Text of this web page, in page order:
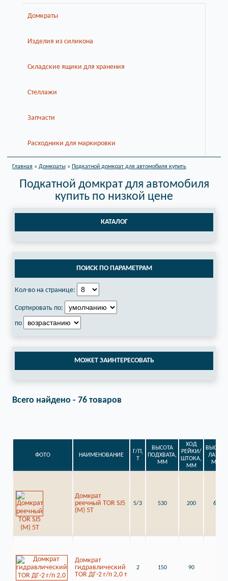
Домкраты
Изделия из силикона
Складские ящики для хранения
Стеллажи
Запчасти
Расходники для маркировки
Главная » Домкраты » Подкатной домкрат для автомобиля купить
Подкатной домкрат для автомобиля
купить по низкой цене
КАТАЛОГ
ПОИСК ПО ПАРАМЕТРАМ
Кол-во на странице:
Сортировать по:
по
МОЖЕТ ЗАИНТЕРЕСОВАТЬ
Всего найдено - 76 товаров
ФОТО НАИМЕНОВАНИЕ
Г/П,
Т
ВЫСОТА
ПОДХВАТА,
ММ
ХОД
РЕЙКИ/
ШТОКА,
ММ
ВЫСОТА
ЛАПЫ,
ММ
Домкрат
реечный TOR SJ5
(M) 5Т
5/3 530 200 60
Домкрат
гидравлический
TOR ДГ-2 г/п 2,0 т
2 150 90